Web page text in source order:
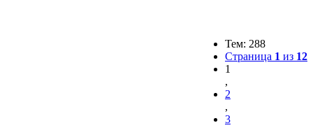
Тем: 288
Страница 1 из 12
1
,
2
,
3